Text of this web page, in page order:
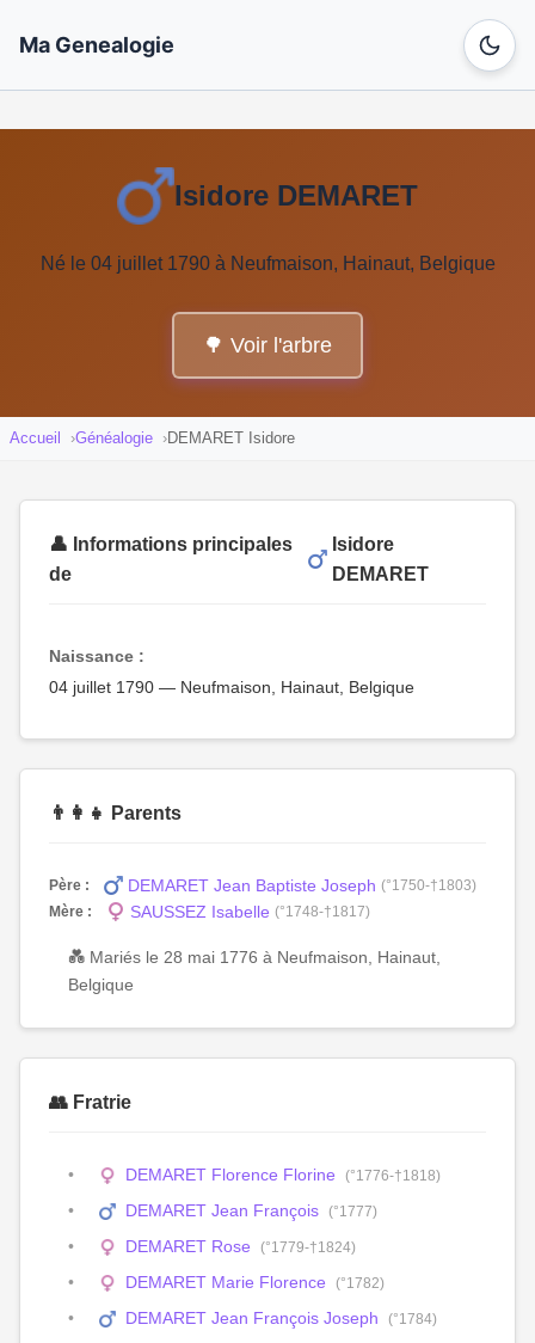
Ma Genealogie
Isidore DEMARET
Né le 04 juillet 1790 à Neufmaison, Hainaut, Belgique
🌳 Voir l'arbre
Accueil Généalogie DEMARET Isidore
👤 Informations principales
de
Isidore
DEMARET
Naissance :
04 juillet 1790 — Neufmaison, Hainaut, Belgique
👨‍👩‍👧 Parents
Père : DEMARET Jean Baptiste Joseph (°1750-†1803)
Mère :
SAUSSEZ Isabelle (°1748-†1817)
💑 Mariés le 28 mai 1776 à Neufmaison, Hainaut,
Belgique
👥 Fratrie
DEMARET Florence Florine (°1776-†1818)
DEMARET Jean François (°1777)
DEMARET Rose (°1779-†1824)
DEMARET Marie Florence (°1782)
DEMARET Jean François Joseph (°1784)